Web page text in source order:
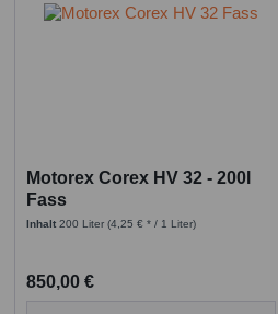
Motorex Corex HV 32 - 200l
Fass
Inhalt200 Liter(4,25 € * / 1 Liter)
850,00 €